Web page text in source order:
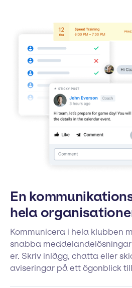
En
hela
Kommunicera i hela klubben
snabba
er. Skriv inlägg, chatta eller
aviseringar på ett ögonblick